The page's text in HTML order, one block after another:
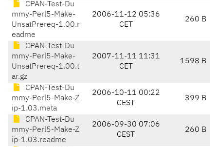
CPAN-Test-Du
mmy-Perl5-Make-
UnsatPrereq-1.00.r
eadme
2006-11-12 05:36
CET
260 B
CPAN-Test-Du
mmy-Perl5-Make-
UnsatPrereq-1.00.t
ar.gz
2007-11-11 11:31
CET
1598 B
CPAN-Test-Du
mmy-Perl5-Make-Z
ip-1.03.meta
2006-10-11 00:22
CEST
399 B
CPAN-Test-Du
mmy-Perl5-Make-Z
ip-1.03.readme
2006-09-30 07:06
CEST
260 B